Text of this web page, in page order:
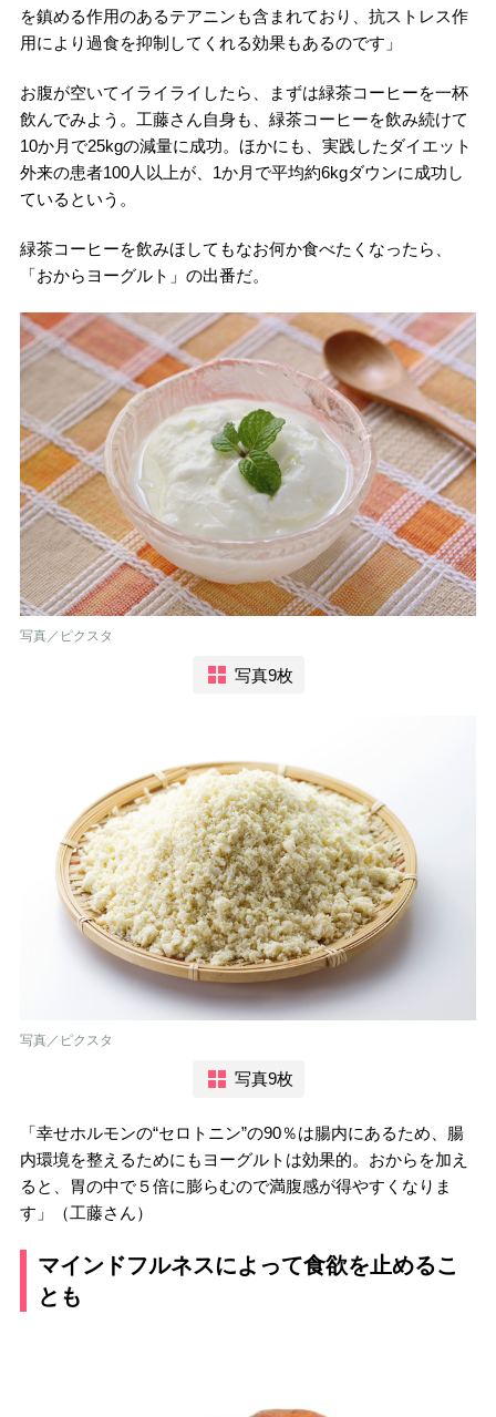
を鎮める作用のあるテアニンも含まれており、抗ストレス作
用により過食を抑制してくれる効果もあるのです」
お腹が空いてイライライしたら、まずは緑茶コーヒーを一杯
飲んでみよう。工藤さん自身も、緑茶コーヒーを飲み続けて
10か月で25kgの減量に成功。ほかにも、実践したダイエット
外来の患者100人以上が、1か月で平均約6kgダウンに成功し
ているという。
緑茶コーヒーを飲みほしてもなお何か食べたくなったら、
「おからヨーグルト」の出番だ。
写真／ピクスタ
写真9枚
写真／ピクスタ
写真9枚
「幸せホルモンの“セロトニン”の90％は腸内にあるため、腸
内環境を整えるためにもヨーグルトは効果的。おからを加え
ると、胃の中で５倍に膨らむので満腹感が得やすくなりま
す」（工藤さん）
マインドフルネスによって食欲を止めるこ
とも